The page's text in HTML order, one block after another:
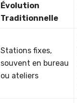
Évolution
Traditionnelle
Stations fixes,
souvent en bureau
ou ateliers